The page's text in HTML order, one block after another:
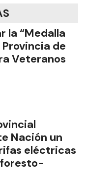
la “Medalla
de
Veteranos
Nación un
eléctricas